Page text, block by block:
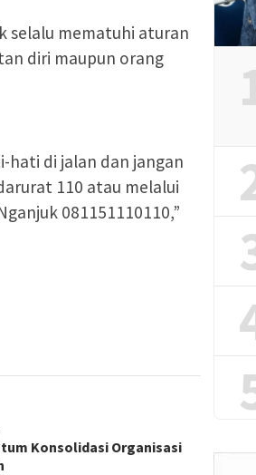
selalu mematuhi aturan
diri maupun orang
hati di jalan dan jangan
110 atau melalui
081151110110,”
Konsolidasi Organisasi